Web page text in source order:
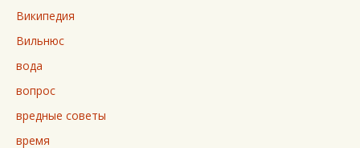
Википедия
Вильнюс
вода
вопрос
вредные советы
время